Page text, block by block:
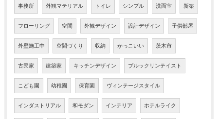
事務所 外観マテリアル トイレ シンプル 洗面室 新築
フローリング 空間 外観デザイン 設計デザイン 子供部屋
外壁施工中 空間づくり 収納 かっこいい 茨木市
古民家 建築家 キッチンデザイン ブルックリンテイスト
こども園 幼稚園 保育園 ヴィンテージスタイル
インダストリアル 和モダン インテリア ホテルライク